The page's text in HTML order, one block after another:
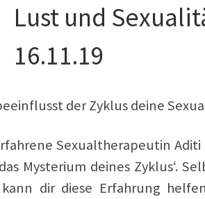
Lust und
16.11.19
der Zyklus deine
Sexualtherapeutin
Mysterium deines Zyklus‘.
dir diese Erfahrung